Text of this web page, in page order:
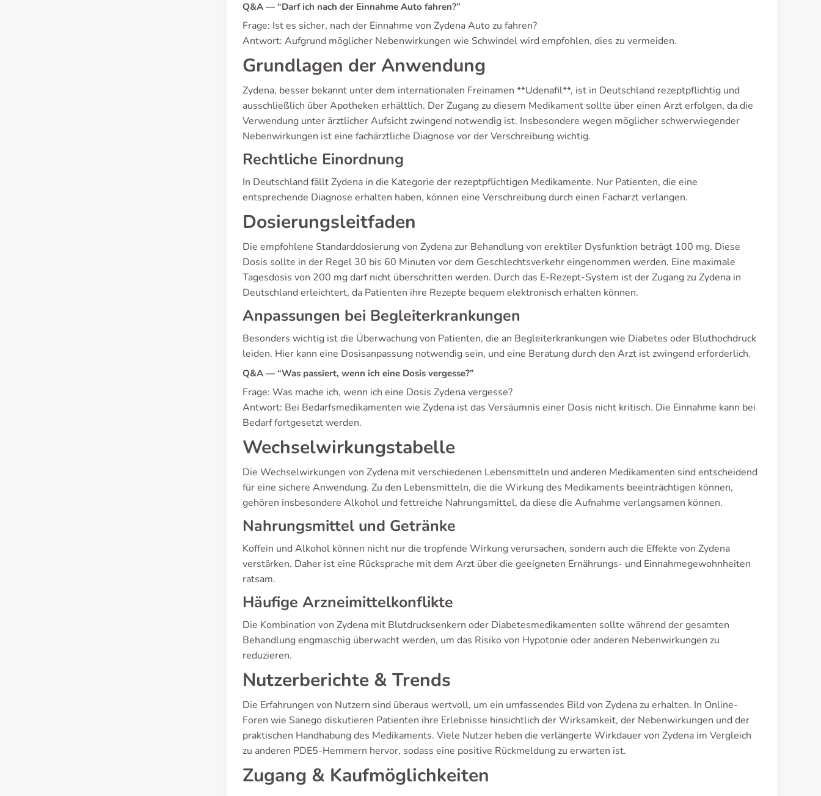
Q&A — “Darf ich nach der Einnahme Auto fahren?”
Frage: Ist es sicher, nach der Einnahme von Zydena Auto zu fahren?
Antwort: Aufgrund möglicher Nebenwirkungen wie Schwindel wird empfohlen, dies zu vermeiden.
Grundlagen der Anwendung
Zydena, besser bekannt unter dem internationalen Freinamen **Udenafil**, ist in Deutschland rezeptpflichtig und
ausschließlich über Apotheken erhältlich. Der Zugang zu diesem Medikament sollte über einen Arzt erfolgen, da die
Verwendung unter ärztlicher Aufsicht zwingend notwendig ist. Insbesondere wegen möglicher schwerwiegender
Nebenwirkungen ist eine fachärztliche Diagnose vor der Verschreibung wichtig.
Rechtliche Einordnung
In Deutschland fällt Zydena in die Kategorie der rezeptpflichtigen Medikamente. Nur Patienten, die eine
entsprechende Diagnose erhalten haben, können eine Verschreibung durch einen Facharzt verlangen.
Dosierungsleitfaden
Die empfohlene Standarddosierung von Zydena zur Behandlung von erektiler Dysfunktion beträgt 100 mg. Diese
Dosis sollte in der Regel 30 bis 60 Minuten vor dem Geschlechtsverkehr eingenommen werden. Eine maximale
Tagesdosis von 200 mg darf nicht überschritten werden. Durch das E-Rezept-System ist der Zugang zu Zydena in
Deutschland erleichtert, da Patienten ihre Rezepte bequem elektronisch erhalten können.
Anpassungen bei Begleiterkrankungen
Besonders wichtig ist die Überwachung von Patienten, die an Begleiterkrankungen wie Diabetes oder Bluthochdruck
leiden. Hier kann eine Dosisanpassung notwendig sein, und eine Beratung durch den Arzt ist zwingend erforderlich.
Q&A — “Was passiert, wenn ich eine Dosis vergesse?”
Frage: Was mache ich, wenn ich eine Dosis Zydena vergesse?
Antwort: Bei Bedarfsmedikamenten wie Zydena ist das Versäumnis einer Dosis nicht kritisch. Die Einnahme kann bei
Bedarf fortgesetzt werden.
Wechselwirkungstabelle
Die Wechselwirkungen von Zydena mit verschiedenen Lebensmitteln und anderen Medikamenten sind entscheidend
für eine sichere Anwendung. Zu den Lebensmitteln, die die Wirkung des Medikaments beeinträchtigen können,
gehören insbesondere Alkohol und fettreiche Nahrungsmittel, da diese die Aufnahme verlangsamen können.
Nahrungsmittel und Getränke
Koffein und Alkohol können nicht nur die tropfende Wirkung verursachen, sondern auch die Effekte von Zydena
verstärken. Daher ist eine Rücksprache mit dem Arzt über die geeigneten Ernährungs- und Einnahmegewohnheiten
ratsam.
Häufige Arzneimittelkonflikte
Die Kombination von Zydena mit Blutdrucksenkern oder Diabetesmedikamenten sollte während der gesamten
Behandlung engmaschig überwacht werden, um das Risiko von Hypotonie oder anderen Nebenwirkungen zu
reduzieren.
Nutzerberichte & Trends
Die Erfahrungen von Nutzern sind überaus wertvoll, um ein umfassendes Bild von Zydena zu erhalten. In Online-
Foren wie Sanego diskutieren Patienten ihre Erlebnisse hinsichtlich der Wirksamkeit, der Nebenwirkungen und der
praktischen Handhabung des Medikaments. Viele Nutzer heben die verlängerte Wirkdauer von Zydena im Vergleich
zu anderen PDE5-Hemmern hervor, sodass eine positive Rückmeldung zu erwarten ist.
Zugang & Kaufmöglichkeiten